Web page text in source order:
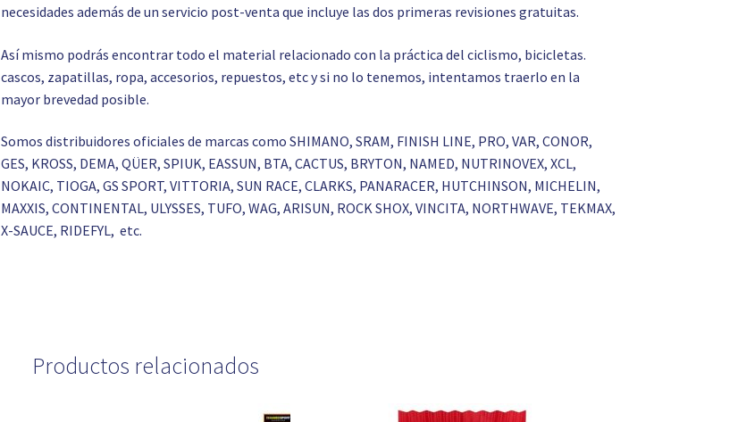
necesidades además de un servicio post-venta que incluye las dos primeras revisiones gratuitas.
Así mismo podrás encontrar todo el material relacionado con la práctica del ciclismo, bicicletas.
cascos, zapatillas, ropa, accesorios, repuestos, etc y si no lo tenemos, intentamos traerlo en la
mayor brevedad posible.
Somos distribuidores oficiales de marcas como SHIMANO, SRAM, FINISH LINE, PRO, VAR, CONOR,
GES, KROSS, DEMA, QÜER, SPIUK, EASSUN, BTA, CACTUS, BRYTON, NAMED, NUTRINOVEX, XCL,
NOKAIC, TIOGA, GS SPORT, VITTORIA, SUN RACE, CLARKS, PANARACER, HUTCHINSON, MICHELIN,
MAXXIS, CONTINENTAL, ULYSSES, TUFO, WAG, ARISUN, ROCK SHOX, VINCITA, NORTHWAVE, TEKMAX,
X-SAUCE, RIDEFYL, etc.
Productos relacionados